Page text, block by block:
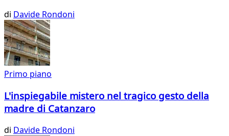
di Davide Rondoni
Primo piano
L'inspiegabile mistero nel tragico gesto della
madre di Catanzaro
di Davide Rondoni